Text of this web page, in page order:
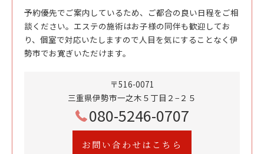
予約優先でご案内しているため、ご都合の良い日程をご相
談ください。エステの施術はお子様の同伴も歓迎してお
り、個室で対応いたしますので人目を気にすることなく伊
勢市でお寛ぎいただけます。
〒516-0071
三重県伊勢市一之木５丁目２−２５
080-5246-0707
お問い合わせはこちら